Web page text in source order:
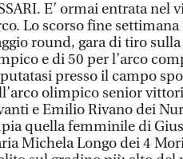
E’ ormai entrata nel
Lo scorso fine
round, gara di tiro
e di 50 per l’arco
presso il campo
olimpico senior
e Emilio Rivano dei
quella femminile di
Michela Longo dei 4